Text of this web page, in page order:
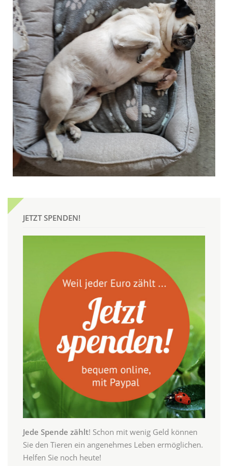
JETZT SPENDEN!
Jede Spende zählt! Schon mit wenig Geld können
Sie den Tieren ein angenehmes Leben ermöglichen.
Helfen Sie noch heute!